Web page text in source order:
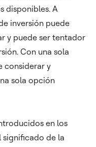
disponibles. A
inversión puede
y puede ser tentador
Con una sola
considerar y
sola opción
en los
significado de la